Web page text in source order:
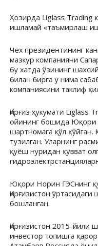
Ҳозирда Liglass Trading
ишламай «таъмирлаш
Чех президентининг
мазкур компанияни
бу хатда ўзининг
билан бирга у нима
компаниясини таклиф
Қирғиз ҳукумати Liglass
ойининг бошида Юқори
шартномага қўл
тузилган. Уларнинг
қуёш нуридан қувват
Юқори Норин ГЭСнинг
Қирғизистон
бошланган.
Қирғизистон 2015-йили
инвестор топишга